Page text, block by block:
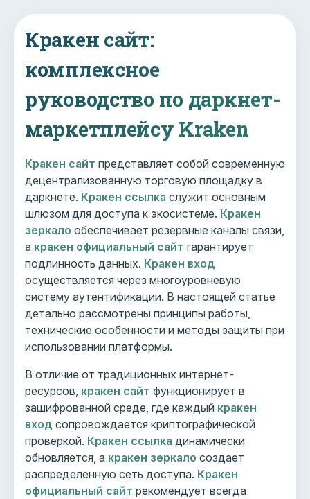
Кракен сайт:
комплексное
руководство по даркнет-
маркетплейсу Kraken
Кракен сайт представляет собой современную
децентрализованную торговую площадку в
даркнете. Кракен ссылка служит основным
шлюзом для доступа к экосистеме. Кракен
зеркало обеспечивает резервные каналы связи,
а кракен официальный сайт гарантирует
подлинность данных. Кракен вход
осуществляется через многоуровневую
систему аутентификации. В настоящей статье
детально рассмотрены принципы работы,
технические особенности и методы защиты при
использовании платформы.
В отличие от традиционных интернет-
ресурсов, кракен сайт функционирует в
зашифрованной среде, где каждый кракен
вход сопровождается криптографической
проверкой. Кракен ссылка динамически
обновляется, а кракен зеркало создает
распределенную сеть доступа. Кракен
официальный сайт рекомендует всегда